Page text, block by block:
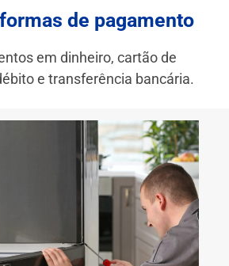
de pagamento
em dinheiro, cartão de
e transferência bancária.